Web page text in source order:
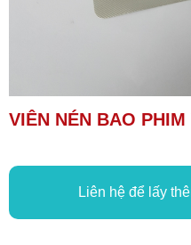
VIÊN NÉN BAO PHIM
Liên hệ để lấy